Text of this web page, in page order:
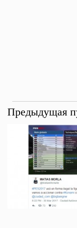
Предыдущая